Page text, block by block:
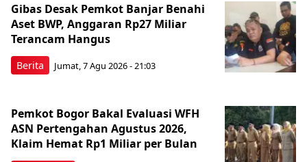
Berita
Gibas Desak Pemkot Banjar Benahi
Aset BWP, Anggaran Rp27 Miliar
Terancam Hangus
Jumat, 7 Agu 2026 - 21:03
Pemkot Bogor Bakal Evaluasi WFH
ASN Pertengahan Agustus 2026,
Klaim Hemat Rp1 Miliar per Bulan